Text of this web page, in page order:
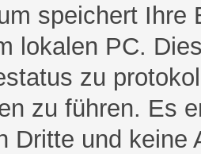
speichert Ihre
lokalen PC.
zu
zu führen. Es
Dritte und keine